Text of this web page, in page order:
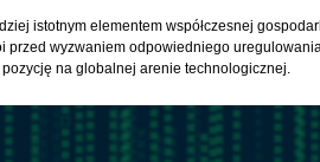
istotnym elementem współczesnej
przed wyzwaniem odpowiedniego
na globalnej arenie technologicznej.